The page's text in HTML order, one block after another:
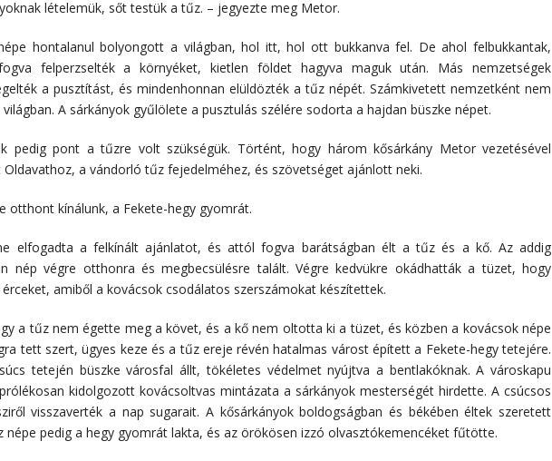
lételemük, sőt testük a tűz. – jegyezte meg Metor.
hontalanul bolyongott a világban, hol itt, hol ott bukkanva fel. De ahol felbukkantak,
felperzselték a környéket, kietlen földet hagyva maguk után. Más nemzetségek
a pusztítást, és mindenhonnan elüldözték a tűz népét. Számkivetett nemzetként nem
A sárkányok gyűlölete a pusztulás szélére sodorta a hajdan büszke népet.
pedig pont a tűzre volt szükségük. Történt, hogy három kősárkány Metor vezetésével
a vándorló tűz fejedelméhez, és szövetséget ajánlott neki.
otthont kínálunk, a Fekete-hegy gyomrát.
elfogadta a felkínált ajánlatot, és attól fogva barátságban élt a tűz és a kő. Az addig
nép végre otthonra és megbecsülésre talált. Végre kedvükre okádhatták a tüzet, hogy
amiből a kovácsok csodálatos szerszámokat készítettek.
a tűz nem égette meg a követ, és a kő nem oltotta ki a tüzet, és közben a kovácsok népe
tett szert, ügyes keze és a tűz ereje révén hatalmas várost épített a Fekete-hegy tetejére.
tetején büszke városfal állt, tökéletes védelmet nyújtva a bentlakóknak. A városkapu
kidolgozott kovácsoltvas mintázata a sárkányok mesterségét hirdette. A csúcsos
visszaverték a nap sugarait. A kősárkányok boldogságban és békében éltek szeretett
népe pedig a hegy gyomrát lakta, és az örökösen izzó olvasztókemencéket fűtötte.